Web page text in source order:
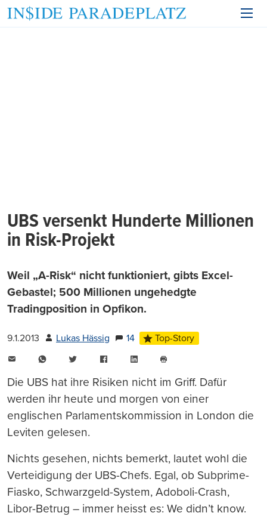
UBS versenkt Hunderte Millionen
in Risk-Projekt
Weil „A-Risk“ nicht funktioniert, gibts Excel-
Gebastel; 500 Millionen ungehedgte
Tradingposition in Opfikon.
9.1.2013 Lukas Hässig 14
Top-Story
WhatsAppTwitter FacebookLinkedIn
drucken
Die UBS hat ihre Risiken nicht im Griff. Dafür
werden ihr heute und morgen von einer
englischen Parlamentskommission in London die
Leviten gelesen.
Nichts gesehen, nichts bemerkt, lautet wohl die
Verteidigung der UBS-Chefs. Egal, ob Subprime-
Fiasko, Schwarzgeld-System, Adoboli-Crash,
Libor-Betrug – immer heisst es: We didn’t know.